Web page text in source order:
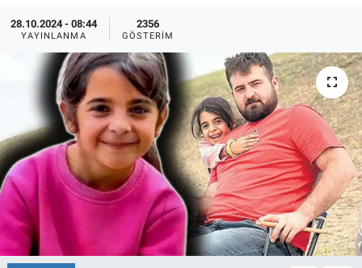
28.10.2024 - 08:44
YAYINLANMA
2356
GÖSTERIM
Ekonomi
Forum
Gerçeğin İzinde
Gün Başlıyor
Gün Bitiyor
Gün Ortası